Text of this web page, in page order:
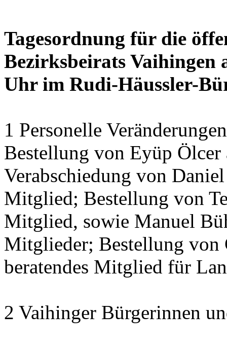
Tagesordnung für die
Bezirksbeirats Vaihingen
Uhr im Rudi-Häussler-
1 Personelle
Bestellung von Eyüp
Verabschiedung von
Mitglied; Bestellung von
Mitglied, sowie Manuel
Mitglieder; Bestellung von
beratendes Mitglied für
2 Vaihinger Bürgerinnen